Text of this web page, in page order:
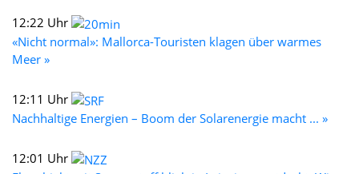
12:22 Uhr
«Nicht normal»: Mallorca-Touristen klagen über warmes
Meer »
12:11 Uhr
Nachhaltige Energien – Boom der Solarenergie macht ... »
12:01 Uhr